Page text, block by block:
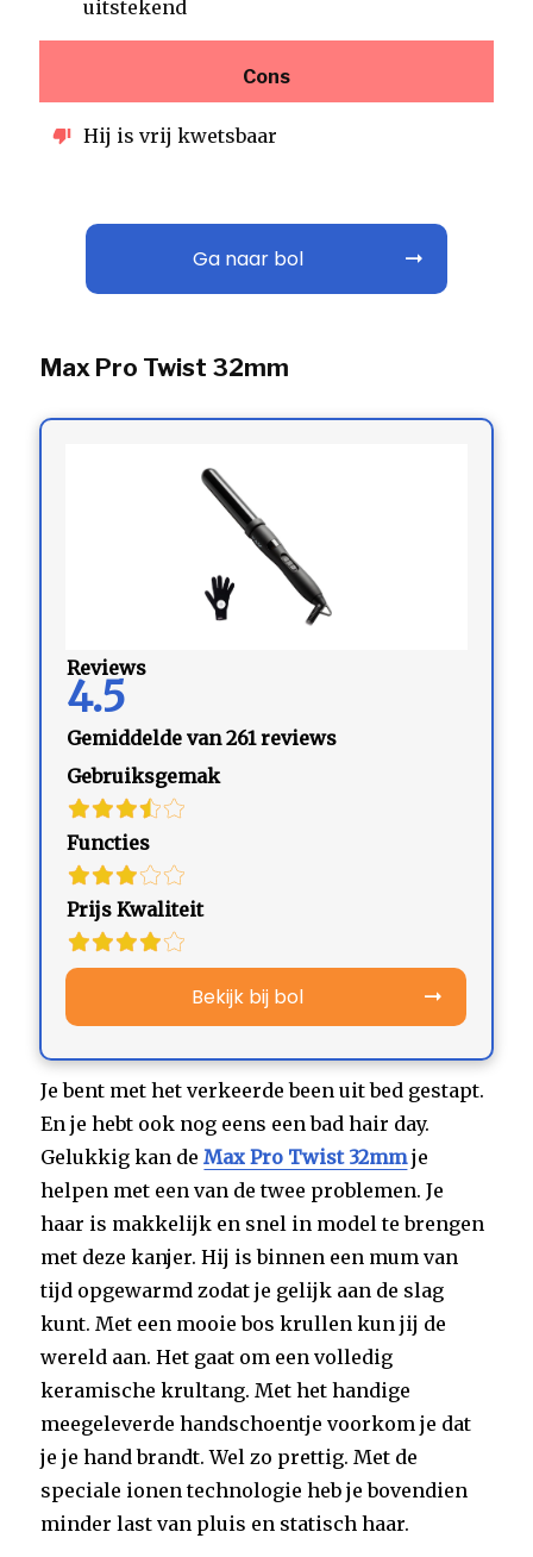
uitstekend
Cons
Hij is vrij kwetsbaar
Ga naar bol
Max Pro Twist 32mm
Reviews
4.5
Gemiddelde van 261 reviews
Gebruiksgemak
Functies
Prijs Kwaliteit
Bekijk bij bol
Je bent met het verkeerde been uit bed gestapt.
En je hebt ook nog eens een bad hair day.
Gelukkig kan deMax Pro Twist 32mmje
helpen met een van de twee problemen. Je
haar is makkelijk en snel in model te brengen
met deze kanjer. Hij is binnen een mum van
tijd opgewarmd zodat je gelijk aan de slag
kunt. Met een mooie bos krullen kun jij de
wereld aan. Het gaat om een volledig
keramische krultang. Met het handige
meegeleverde handschoentje voorkom je dat
je je hand brandt. Wel zo prettig. Met de
speciale ionen technologie heb je bovendien
minder last van pluis en statisch haar.